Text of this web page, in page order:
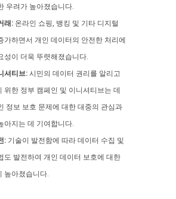
우려가 높아졌습니다.
래: 온라인 쇼핑, 뱅킹 및 기타 디지털
가하면서 개인 데이터의 안전한 처리에
성이 더욱 뚜렷해졌습니다.
셔티브: 시민의 데이터 권리를 알리고
위한 정부 캠페인 및 이니셔티브는 데
정보 보호 문제에 대한 대중의 관심과
아지는 데 기여합니다.
: 기술이 발전함에 따라 데이터 수집 및
도 발전하여 개인 데이터 보호에 대한
높아졌습니다.